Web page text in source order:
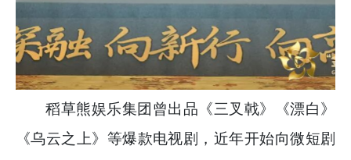
稻草熊娱乐集团曾出品《三叉戟》《漂白》
《乌云之上》等爆款电视剧，近年开始向微短剧